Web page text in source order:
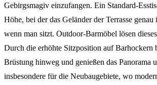
Gebirgsmagiv einzufangen. Ein Standard-
Höhe, bei der das Geländer der Terrasse
wenn man sitzt. Outdoor-Barmöbel lösen
Durch die erhöhte Sitzposition auf Barhockern
Brüstung hinweg und genießen das Panorama
insbesondere für die Neubaugebiete, wo